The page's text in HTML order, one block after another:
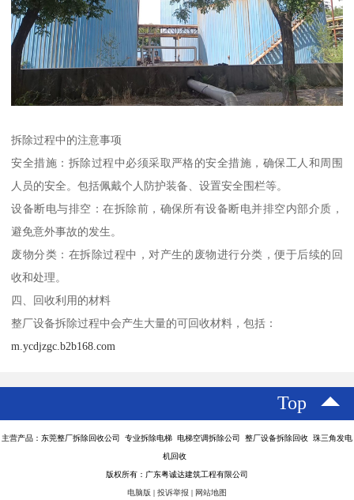
拆除过程中的注意事项
安全措施：拆除过程中必须采取严格的安全措施，确保工人和周围
人员的安全。包括佩戴个人防护装备、设置安全围栏等。
设备断电与排空：在拆除前，确保所有设备断电并排空内部介质，
避免意外事故的发生。
废物分类：在拆除过程中，对产生的废物进行分类，便于后续的回
收和处理。
四、回收利用的材料
整厂设备拆除过程中会产生大量的可回收材料，包括：
m.ycdjzgc.b2b168.com
Top
主营产品：东莞整厂拆除回收公司 专业拆除电梯 电梯空调拆除公司 整厂设备拆除回收 珠三角发电
机回收
版权所有：广东粤诚达建筑工程有限公司
电脑版 | 投诉举报 | 网站地图